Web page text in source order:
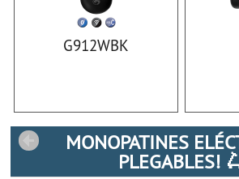
G912WBK
MONOPATINES
PLEGABLES!